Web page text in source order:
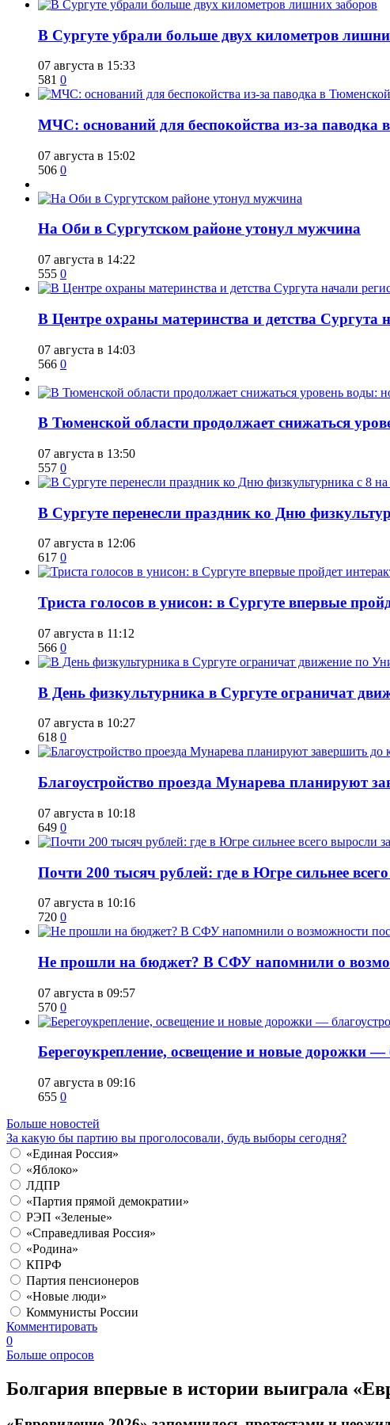
​В Сургуте убрали больше двух километров
07 августа в 15:33
581 0
​МЧС: оснований для беспокойства из-за
07 августа в 15:02
506 0
​На Оби в Сургутском районе утонул мужчина
07 августа в 14:22
555 0
​В Центре охраны материнства и детства Сургута
07 августа в 14:03
566 0
​В Тюменской области продолжает снижаться
07 августа в 13:50
557 0
​В Сургуте перенесли праздник ко Дню
07 августа в 12:06
617 0
​Триста голосов в унисон: в Сургуте впервые
07 августа в 11:12
566 0
​В День физкультурника в Сургуте ограничат
07 августа в 10:27
618 0
Благоустройство проезда Мунарева планируют
07 августа в 10:18
649 0
​Почти 200 тысяч рублей: где в Югре сильнее
07 августа в 10:16
720 0
Не прошли на бюджет? В СФУ напомнили о
07 августа в 09:57
570 0
Берегоукрепление, освещение и новые дорожки
07 августа в 09:16
655 0
Больше новостей
За какую бы партию вы проголосовали, будь выборы сегодня?
«Единая Россия»
«Яблоко»
ЛДПР
«Партия прямой демократии»
РЭП «Зеленые»
«Справедливая Россия»
«Родина»
КПРФ
Партия пенсионеров
«Новые люди»
Коммунисты России
Комментировать
0
Больше опросов
​Болгария впервые в истории выиграла